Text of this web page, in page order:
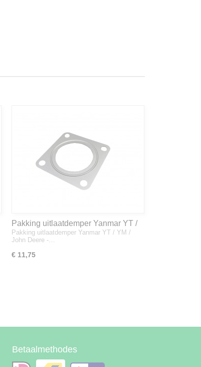
Pakking uitlaatdemper Yanmar YT /
YM / John Deere - 128300-13230
Pakking uitlaatdemper Yanmar YT / YM /
John Deere -…
€ 11,75
Betaalmethodes